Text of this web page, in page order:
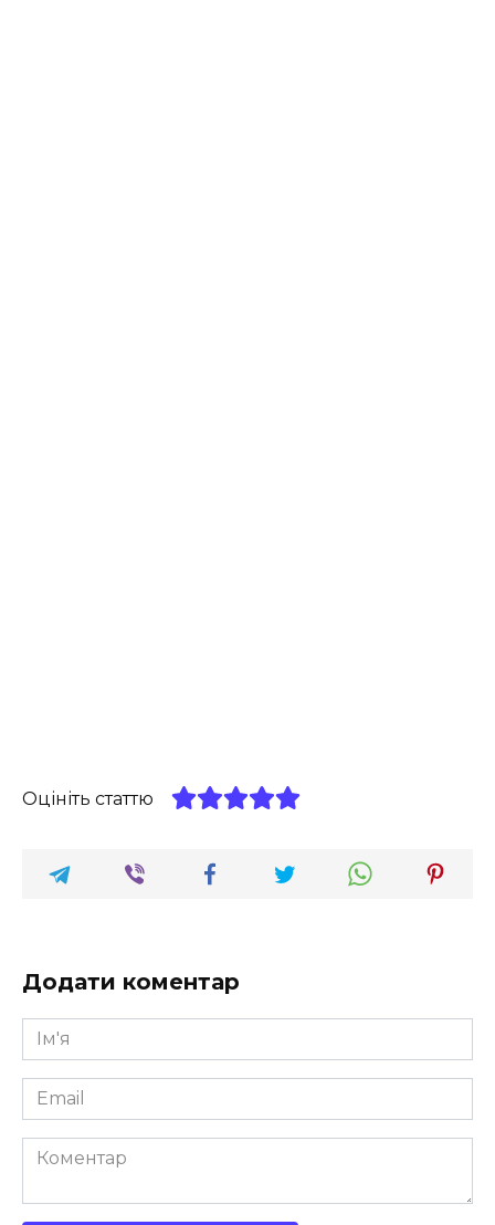
Оцініть статтю
Додати коментар
Ім'я
*
Email
*
Коментар